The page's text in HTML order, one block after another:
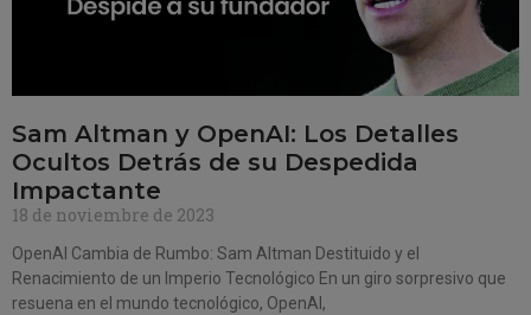
Sam Altman y OpenAI: Los Detalles
Ocultos Detrás de su Despedida
Impactante
18 de noviembre de 2023
OpenAI Cambia de Rumbo: Sam Altman Destituido y el
Renacimiento de un Imperio Tecnológico En un giro sorpresivo que
resuena en el mundo tecnológico, OpenAI,